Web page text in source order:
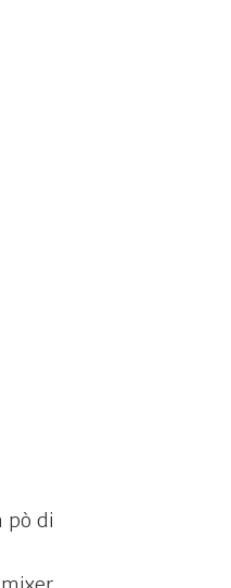
pò di